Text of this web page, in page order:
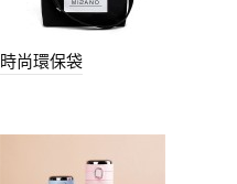
時尚環保袋